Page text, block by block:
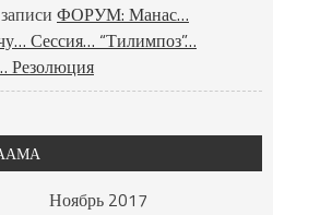
ФОРУМ: Манас…
Сессия… “Тилимпоз”…
Резолюция
Ноябрь 2017